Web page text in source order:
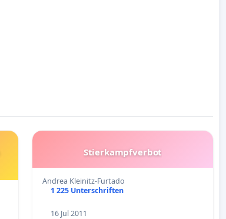
Stierkampfverbot
Andrea Kleinitz-Furtado
1 225 Unterschriften
16 Jul 2011